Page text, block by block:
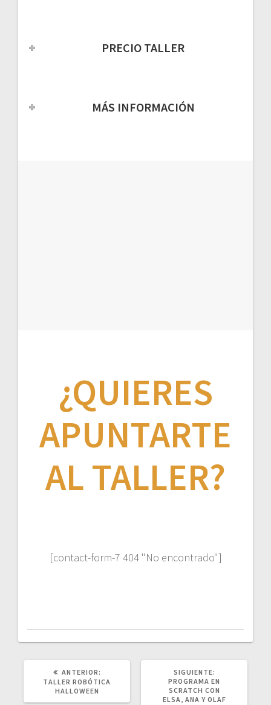
PRECIO TALLER
MÁS INFORMACIÓN
¿QUIERES
APUNTARTE
AL TALLER?
[contact-form-7 404 "No encontrado"]
ANTERIOR:
ANTERIOR:
TALLER ROBÓTICA
HALLOWEEN
SIGUIENTE:
POST:
PROGRAMA EN
SCRATCH CON
ELSA, ANA Y OLAF